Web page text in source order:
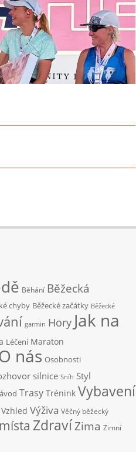
Běhání Běžecká
chyby Běžecké začátky Běžecké
garmin Hory Jak na
Léčení Maraton
nás Osobnosti
silnice Sníh Styl
Trasy Trénink Vybavení
Vzhled Výživa Věčný běžecký
ZdravíZima Zimní